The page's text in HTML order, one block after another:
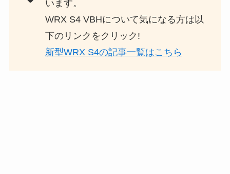
います。
WRX S4 VBHについて気になる方は以
下のリンクをクリック!
新型WRX S4の記事一覧はこちら